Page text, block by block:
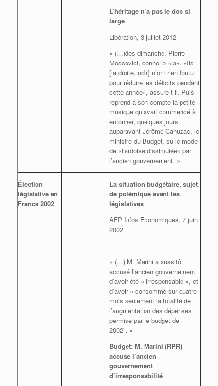
L’héritage n’a pas le dos si
large
Libération, 3 juillet 2012
« (…)dès dimanche, Pierre
Moscovici, donne le «la». «Ils
[la droite, ndlr] n’ont rien foutu
pour réduire les déficits pendant
cette année», assure-t-il. Puis
reprend à son compte la petite
musique qu’avait commencé à
entonner, quelques jours
auparavant Jérôme Cahuzac, le
ministre du Budget, su le mode
de «l’ardoise dissimulée» par
l’ancien gouvernement. »
Élection
législative en
France 2002
La situation budgétaire, sujet
de polémique avant les
législatives
AFP Infos Economiques, 7 juin
2002
« (…) M. Marini a aussitôt
accusé l’ancien gouvernement
d’avoir été « irresponsable », et
d’avoir « consommé sur quatre
mois seulement la totalité de
l’augmentation des dépenses
permise par le budget de
2002″. »
Budget: M. Marini (RPR)
accuse l’ancien
gouvernement
d’irresponsabilité